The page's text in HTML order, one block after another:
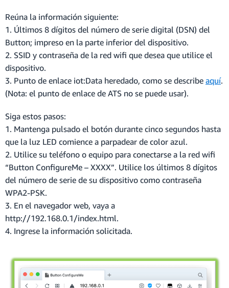
Reúna la información siguiente:
1. Últimos 8 dígitos del número de serie digital (DSN) del
Button; impreso en la parte inferior del dispositivo.
2. SSID y contraseña de la red wifi que desea que utilice el
dispositivo.
3. Punto de enlace iot:Data heredado, como se describe aquí.
(Nota: el punto de enlace de ATS no se puede usar).
Siga estos pasos:
1. Mantenga pulsado el botón durante cinco segundos hasta
que la luz LED comience a parpadear de color azul.
2. Utilice su teléfono o equipo para conectarse a la red wifi
“Button ConfigureMe – XXXX”. Utilice los últimos 8 dígitos
del número de serie de su dispositivo como contraseña
WPA2-PSK.
3. En el navegador web, vaya a
http://192.168.0.1/index.html.
4. Ingrese la información solicitada.